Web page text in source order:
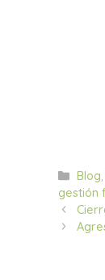
Blog
gestión